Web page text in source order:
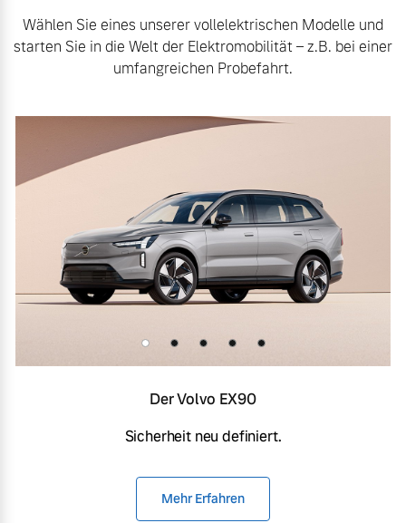
Wählen Sie eines unserer vollelektrischen Modelle und
starten Sie in die Welt der Elektromobilität – z.B. bei einer
umfangreichen Probefahrt.
Der Volvo EX90
Sicherheit neu definiert.
Mehr Erfahren